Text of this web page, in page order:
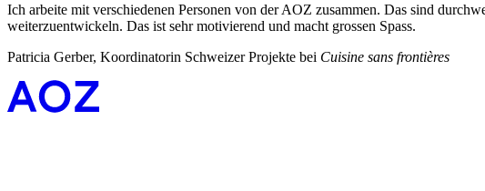
Ich arbeite mit verschiedenen Personen von der AOZ zusammen. Das sind
weiterzuentwickeln. Das ist sehr motivierend und macht grossen Spass.
Patricia Gerber, Koordinatorin Schweizer Projekte bei Cuisine sans frontières